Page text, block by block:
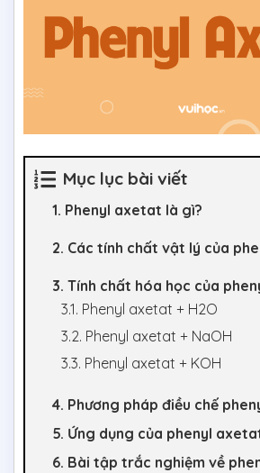
Mục lục bài viết
1. Phenyl axetat là gì?
2. Các tính chất vật lý của
3. Tính chất hóa học của
3.1. Phenyl axetat + H2O
3.2. Phenyl axetat + NaOH
3.3. Phenyl axetat + KOH
4. Phương pháp điều chế
5. Ứng dụng của phenyl
6. Bài tập trắc nghiệm về